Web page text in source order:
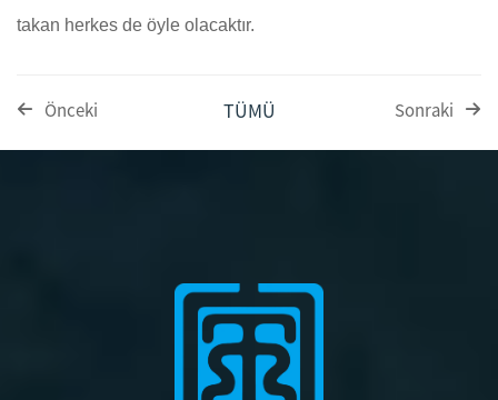
takan herkes de öyle olacaktır.
Önceki TÜMÜ Sonraki